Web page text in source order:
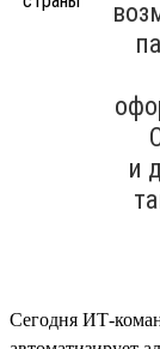
и
Сегодня ИТ-